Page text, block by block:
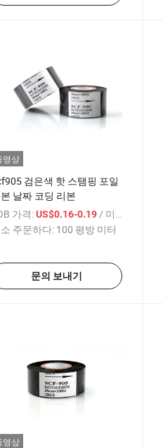
영상
검은색 핫 스탬핑 포일
날짜 코딩 리본
가격:US$0.16-0.19 / 미터
주문하다: 100 평방 미터
문의 보내기
영상